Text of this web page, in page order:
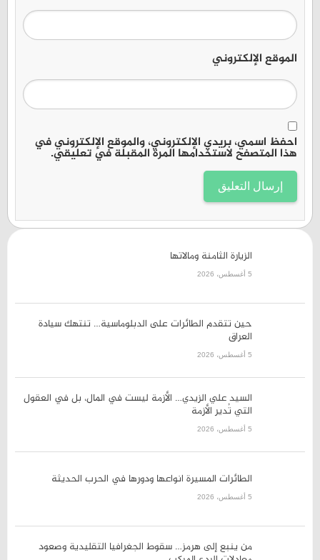
الموقع الإلكتروني
احفظ اسمي، بريدي الإلكتروني، والموقع الإلكتروني في
هذا المتصفح لاستخدامها المرة المقبلة في تعليقي.
الدبلوماسية… تنتهك سيادة العراق
5 أغسطس، 2026
تُدير الأزمة
5 أغسطس، 2026